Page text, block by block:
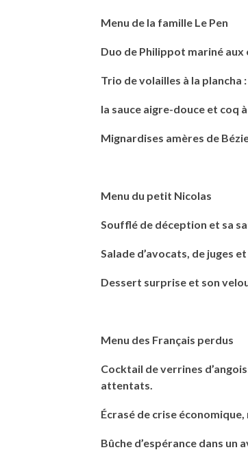
Menu de la famille Le Pen
Duo de Philippot mariné aux
Trio de volailles à la plancha
la sauce aigre-douce et coq
Mignardises amères de
Menu du petit Nicolas
Soufflé de déception et sa
Salade d’avocats, de juges
Dessert surprise et son
Menu des Français perdus
Cocktail de verrines
attentats.
Écrasé de crise
Bûche d’espérance dans un